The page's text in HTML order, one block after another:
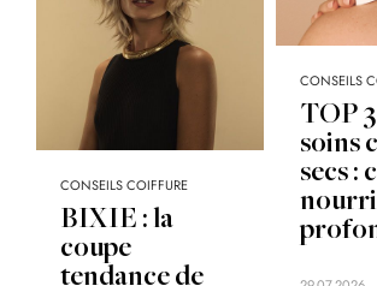
CONSEILS COIFFURE
BIXIE : la
coupe
tendance de
CONSEILS
TOP
soins
secs :